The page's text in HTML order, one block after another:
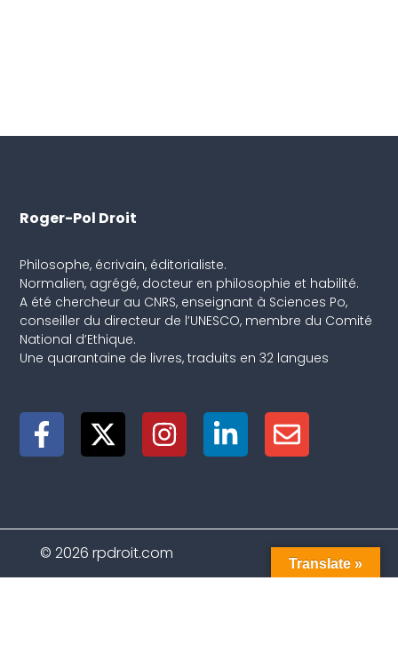
Roger-Pol Droit
Philosophe, écrivain, éditorialiste.
Normalien, agrégé, docteur en philosophie et habilité.
A été chercheur au CNRS, enseignant à Sciences Po,
conseiller du directeur de l’UNESCO, membre du Comité
National d’Ethique.
Une quarantaine de livres, traduits en 32 langues
© 2026 rpdroit.com
Translate »